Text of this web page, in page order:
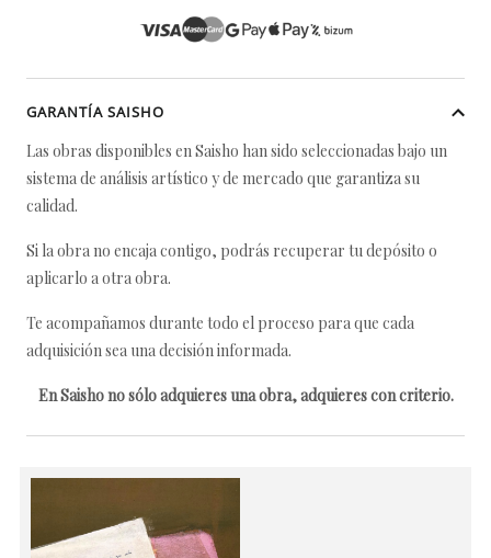
GARANTÍA SAISHO
Las obras disponibles en Saisho han sido seleccionadas bajo un
sistema de análisis artístico y de mercado que garantiza su
calidad.
Si la obra no encaja contigo, podrás recuperar tu depósito o
aplicarlo a otra obra.
Te acompañamos durante todo el proceso para que cada
adquisición sea una decisión informada.
En Saisho no sólo adquieres una obra, adquieres con criterio.